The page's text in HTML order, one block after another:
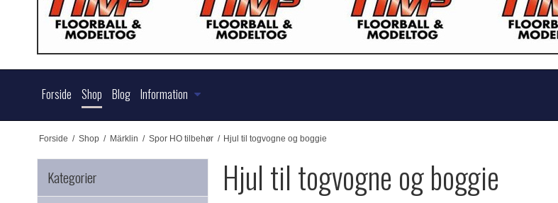
Forside Shop Blog Information
Forside / Shop / Märklin / Spor HO tilbehør / Hjul til togvogne og boggie
Kategorier Hjul til togvogne og boggie